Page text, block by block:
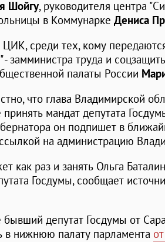
Шойгу, руководителя центра
в Коммунарке Дениса
среди тех, кому
- замминистра труда и
палаты России
что глава Владимирской
мандат депутата
он подпишет в
на администрацию
как раз и занять Ольга
Госдумы, сообщает
депутат Госдумы от
в нижнюю палату парламента